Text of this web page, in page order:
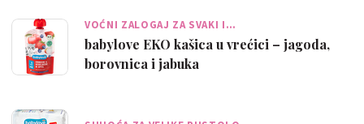
VOĆNI ZALOGAJ ZA SVAKI I…
babylove EKO kašica u vrećici – jagoda,
borovnica i jabuka